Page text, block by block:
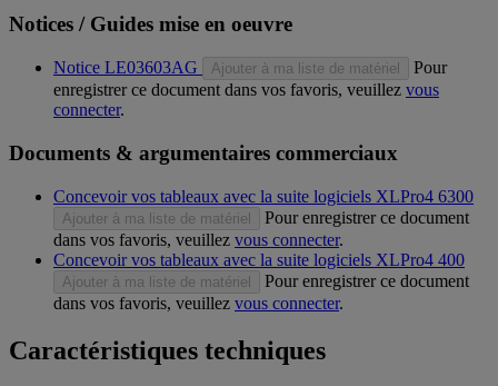
Notices / Guides mise en oeuvre
Notice LE03603AG Ajouter à ma liste de matériel
Pour
enregistrer ce document dans vos favoris, veuillez vous
connecter.
Documents & argumentaires commerciaux
Concevoir vos tableaux avec la suite logiciels XLPro4 6300
Ajouter à ma liste de matériel
Pour enregistrer ce document
dans vos favoris, veuillez vous connecter.
Concevoir vos tableaux avec la suite logiciels XLPro4 400
Ajouter à ma liste de matériel
Pour enregistrer ce document
dans vos favoris, veuillez vous connecter.
Caractéristiques techniques